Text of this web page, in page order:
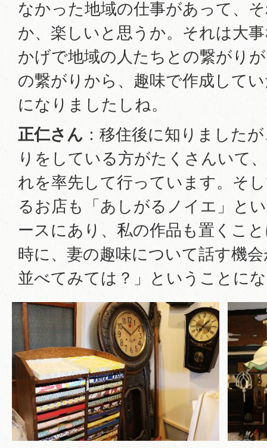
なかった地域の仕事があって、
か、楽しいと思うか。それは大
かげで地域の人たちとの繋がり
の繋がりから、趣味で作成して
になりましたしね。
正仁さん ：移住後に知りました
りをしている方がたくさんいて
れを率先して行っています。そ
るお店も「あしがるノイエ」と
ースにあり、私の作品も置くこ
時に、妻の趣味について話す機
並べてみては？」ということに